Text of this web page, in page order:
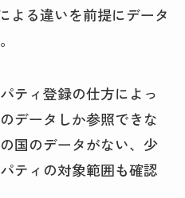
よる違いを前提にデータ
ティ登録の仕方によっ
データしか参照できな
国のデータがない、少
ティの対象範囲も確認